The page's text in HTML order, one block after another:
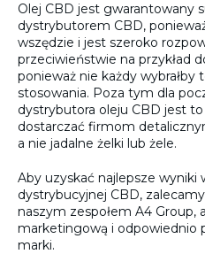
Olej CBD jest gwarantowany
dystrybutorem CBD,
wszędzie i jest szeroko
przeciwieństwie na przykład
ponieważ nie każdy wybrałby
stosowania. Poza tym dla
dystrybutora oleju CBD jest to
dostarczać firmom
a nie jadalne żelki lub żele.
Aby uzyskać najlepsze
dystrybucyjnej CBD,
naszym zespołem A4
marketingową i odpowiednio
marki.